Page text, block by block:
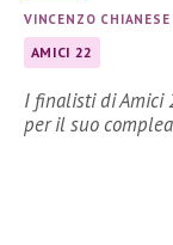
VINCENZO CHIANESE
AMICI 22
I finalisti di Amici
per il suo